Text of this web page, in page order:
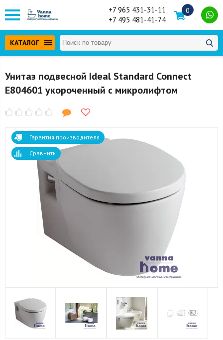
+7 965 431-31-11
+7 495 481-41-74
0
КАТАЛОГ
Унитаз подвесной Ideal Standard Connect
E804601 укороченный с микролифтом
Гарантия производителя
Сравнить